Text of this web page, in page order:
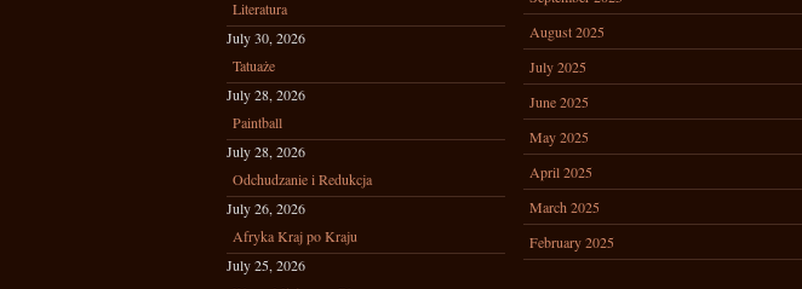
Literatura
July 30, 2026
Tatuaże
July 28, 2026
Paintball
July 28, 2026
Odchudzanie i Redukcja
July 26, 2026
Afryka Kraj po Kraju
July 25, 2026
August 2025
July 2025
June 2025
May 2025
April 2025
March 2025
February 2025